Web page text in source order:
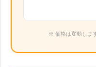
※ 価格は変動しま